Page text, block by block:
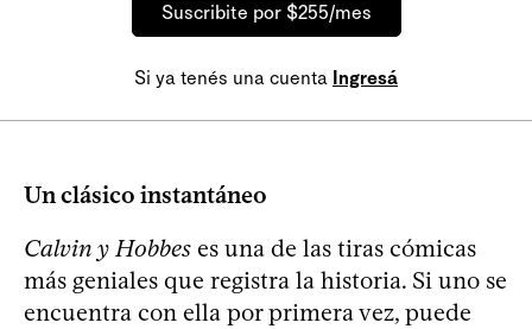
Suscribite por $255/mes
Si ya tenés una cuenta Ingresá
Un clásico instantáneo
Calvin y Hobbes es una de las tiras cómicas
más geniales que registra la historia. Si uno se
encuentra con ella por primera vez, puede